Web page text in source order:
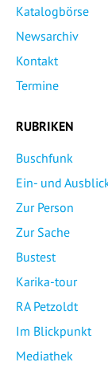
Katalogbörse
Newsarchiv
Kontakt
Termine
RUBRIKEN
Buschfunk
Ein- und
Zur Person
Zur Sache
Bustest
Karika-tour
RA Petzoldt
Im Blickpunkt
Mediathek